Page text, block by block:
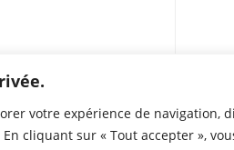
votre expérience de navigation,
cliquant sur « Tout accepter »,
©